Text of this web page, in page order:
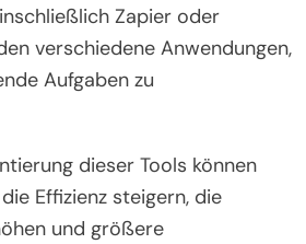
Zapier oder
verschiedene Anwendungen,
Aufgaben zu
dieser Tools können
Effizienz steigern, die
und größere